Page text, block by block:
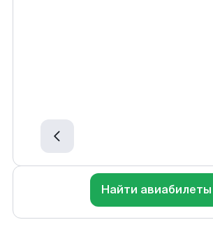
Найти авиабилеты